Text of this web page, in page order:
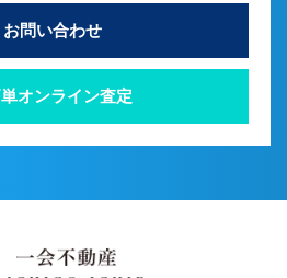
お問い合わせ
オンライン査定